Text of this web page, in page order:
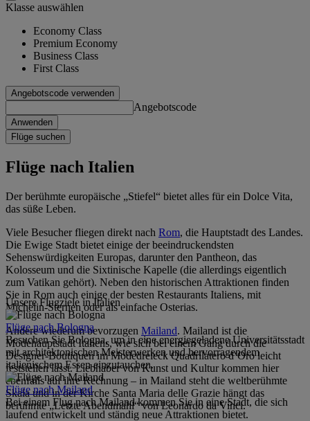
Klasse auswählen
Economy Class
Premium Economy
Business Class
First Class
Angebotscode verwenden
Angebotscode
Anwenden
Flüge suchen
Flüge nach Italien
Der berühmte europäische „Stiefel“ bietet alles für ein Dolce Vita,
das süße Leben.
Viele Besucher fliegen direkt nach Rom, die Hauptstadt des Landes.
Die Ewige Stadt bietet einige der beeindruckendsten
Sehenswürdigkeiten Europas, darunter den Pantheon, das
Kolosseum und die Sixtinische Kapelle (die allerdings eigentlich
zum Vatikan gehört). Neben den historischen Attraktionen finden
Sie in Rom auch einige der besten Restaurants Italiens, mit
Michelin-Sternen oder als einfache Osterias.
Andere wiederum bevorzugen Mailand. Mailand ist die
Modehauptstadt Italiens, wie sich bei einem Gang durch die
Designer-Boutiquen im Modedreieck Quadrilatero d‘Oro leicht
feststellen lässt. Liebhaber von Kunst und Kultur kommen hier
ebenfalls auf ihre Rechnung – in Mailand steht die weltberühmte
Skala und in der Kirche Santa Maria delle Grazie hängt das
berühmte „Letzte Abendmahl“ von Leonardo da Vinci.
Unsere Flugziele in Italien
Flüge nach Bologna
Besuchen Sie Bologna, um in eine energiegeladene Universitätsstadt
mit architektonischen Meisterwerken und hervorragendem
italienischem Essen einzutauchen.
Flüge nach Mailand
Bei einem Flug nach Mailand kommen Sie in eine Stadt, die sich
laufend entwickelt und ständig neue Attraktionen bietet.